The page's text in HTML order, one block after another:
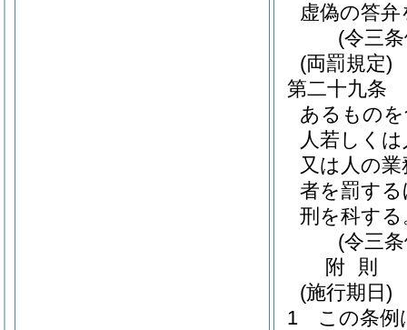
虚偽の答
(令三
(両罰規定)
第二十九条
あるもの
人若しく
又は人の
者を罰す
刑を科する
(令三
附 則
(施行期日)
1
この条例